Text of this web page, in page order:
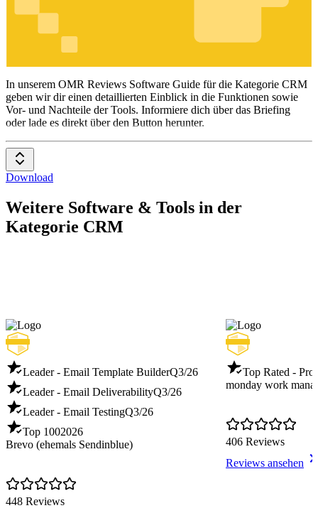
CRM
In unserem OMR Reviews Software Guide für die Kategorie CRM
geben wir dir einen detaillierten Einblick in die Funktionen sowie
Vor- und Nachteile der Tools. Informiere dich über das Briefing
oder lade es direkt über den Button herunter.
Download
Weitere Software & Tools in der
Kategorie CRM
Leader - Email Template BuilderQ3/26
Leader - Email DeliverabilityQ3/26
Leader - Email TestingQ3/26
Top 1002026
Brevo (ehemals Sendinblue)
448 Reviews
Top Rated -
monday work
406 Reviews
Reviews ansehen